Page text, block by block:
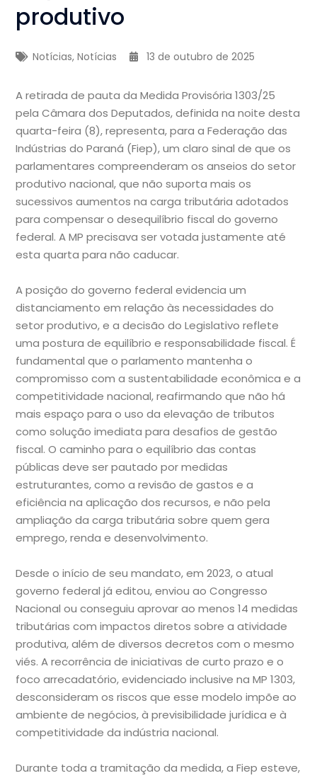
produtivo
Notícias,Notícias 13 de outubro de 2025
A retirada de pauta da Medida Provisória 1303/25
pela Câmara dos Deputados, definida na noite desta
quarta-feira (8), representa, para a Federação das
Indústrias do Paraná (Fiep), um claro sinal de que os
parlamentares compreenderam os anseios do setor
produtivo nacional, que não suporta mais os
sucessivos aumentos na carga tributária adotados
para compensar o desequilíbrio fiscal do governo
federal. A MP precisava ser votada justamente até
esta quarta para não caducar.
A posição do governo federal evidencia um
distanciamento em relação às necessidades do
setor produtivo, e a decisão do Legislativo reflete
uma postura de equilíbrio e responsabilidade fiscal. É
fundamental que o parlamento mantenha o
compromisso com a sustentabilidade econômica e a
competitividade nacional, reafirmando que não há
mais espaço para o uso da elevação de tributos
como solução imediata para desafios de gestão
fiscal. O caminho para o equilíbrio das contas
públicas deve ser pautado por medidas
estruturantes, como a revisão de gastos e a
eficiência na aplicação dos recursos, e não pela
ampliação da carga tributária sobre quem gera
emprego, renda e desenvolvimento.
Desde o início de seu mandato, em 2023, o atual
governo federal já editou, enviou ao Congresso
Nacional ou conseguiu aprovar ao menos 14 medidas
tributárias com impactos diretos sobre a atividade
produtiva, além de diversos decretos com o mesmo
viés. A recorrência de iniciativas de curto prazo e o
foco arrecadatório, evidenciado inclusive na MP 1303,
desconsideram os riscos que esse modelo impõe ao
ambiente de negócios, à previsibilidade jurídica e à
competitividade da indústria nacional.
Durante toda a tramitação da medida, a Fiep esteve,